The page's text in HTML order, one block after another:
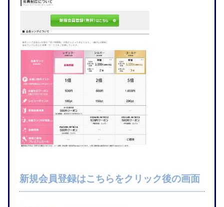
新規会員登録はこちらをクリック後の画面